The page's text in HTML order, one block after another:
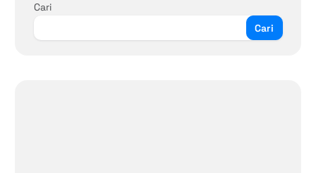
Cari
Cari